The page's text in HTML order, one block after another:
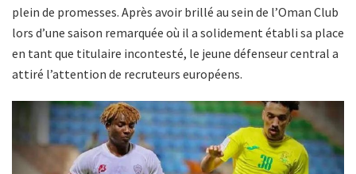
plein de promesses. Après avoir brillé au sein de l’Oman Club
lors d’une saison remarquée où il a solidement établi sa place
en tant que titulaire incontesté, le jeune défenseur central a
attiré l’attention de recruteurs européens.